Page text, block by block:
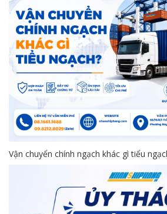
Vận chuyển chính ngạch khác gì tiểu